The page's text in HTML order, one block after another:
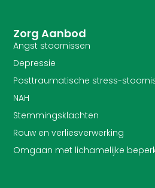
Zorg Aanbod
Angst stoornissen
Depressie
Posttraumatische stress-
NAH
Stemmingsklachten
Rouw en verliesverwerking
Omgaan met lichamelijke